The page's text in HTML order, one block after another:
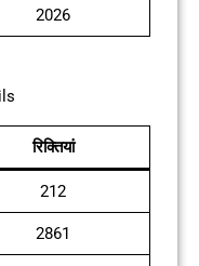
2026
रिक्तियां
212
2861